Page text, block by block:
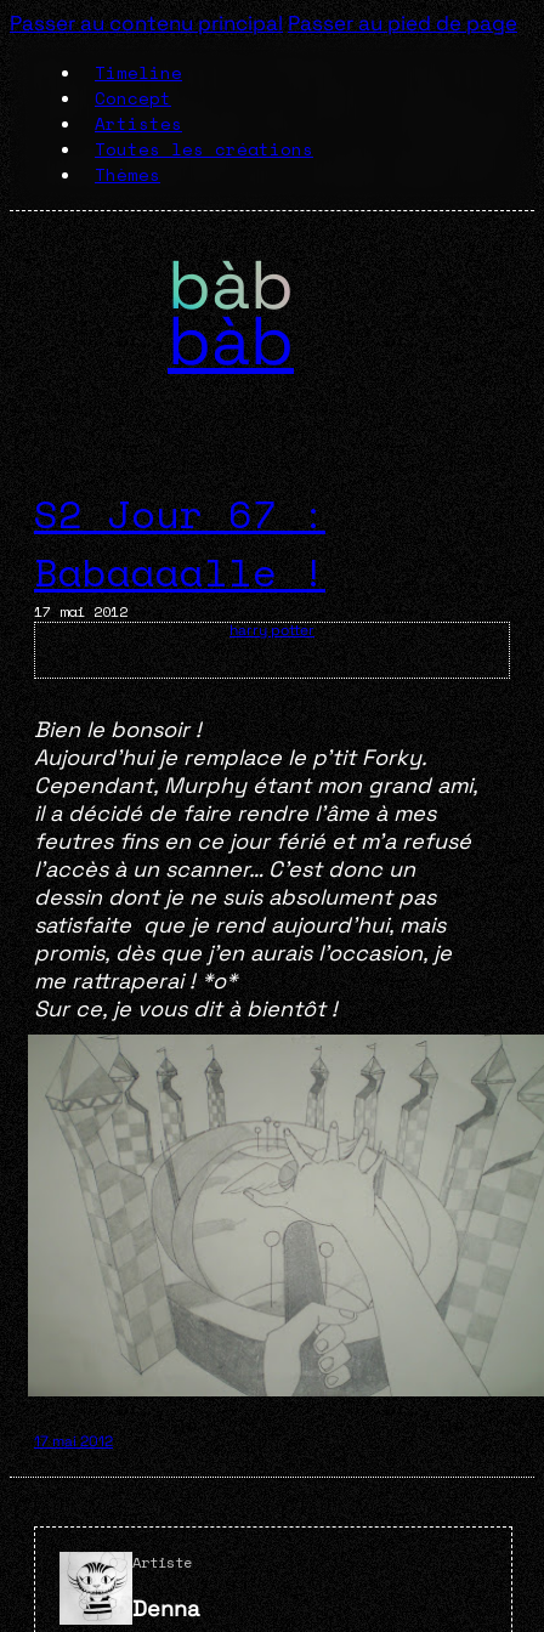
Passer au contenu principal Passer au pied de page
Timeline
Concept
Artistes
Toutes les créations
Thèmes
bàb
S2 Jour 67 :
Babaaaalle !
17 mai 2012
harry potter
Bien le bonsoir !
Aujourd’hui je remplace le p’tit Forky.
Cependant, Murphy étant mon grand ami,
il a décidé de faire rendre l’âme à mes
feutres fins en ce jour férié et m’a refusé
l’accès à un scanner… C’est donc un
dessin dont je ne suis absolument pas
satisfaite que je rend aujourd’hui, mais
promis, dès que j’en aurais l’occasion, je
me rattraperai ! *o*
Sur ce, je vous dit à bientôt !
17 mai 2012
Artiste
Denna